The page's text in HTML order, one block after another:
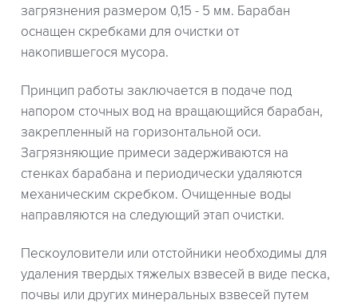
загрязнения размером 0,15 - 5 мм. Барабан
оснащен скребками для очистки от
накопившегося мусора.
Принцип работы заключается в подаче под
напором сточных вод на вращающийся барабан,
закрепленный на горизонтальной оси.
Загрязняющие примеси задерживаются на
стенках барабана и периодически удаляются
механическим скребком. Очищенные воды
направляются на следующий этап очистки.
Пескоуловители или отстойники необходимы для
удаления твердых тяжелых взвесей в виде песка,
почвы или других минеральных взвесей путем